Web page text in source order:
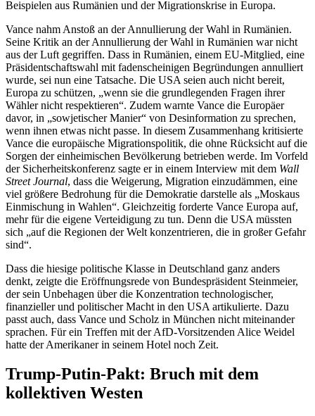
Beispielen aus Rumänien und der Migrationskrise in Europa.
Vance nahm Anstoß an der Annullierung der Wahl in Rumänien.
Seine Kritik an der Annullierung der Wahl in Rumänien war nicht
aus der Luft gegriffen. Dass in Rumänien, einem EU-Mitglied, eine
Präsidentschaftswahl mit fadenscheinigen Begründungen annulliert
wurde, sei nun eine Tatsache. Die USA seien auch nicht bereit,
Europa zu schützen, „wenn sie die grundlegenden Fragen ihrer
Wähler nicht respektieren“. Zudem warnte Vance die Europäer
davor, in „sowjetischer Manier“ von Desinformation zu sprechen,
wenn ihnen etwas nicht passe. In diesem Zusammenhang kritisierte
Vance die europäische Migrationspolitik, die ohne Rücksicht auf die
Sorgen der einheimischen Bevölkerung betrieben werde. Im Vorfeld
der Sicherheitskonferenz sagte er in einem Interview mit dem Wall
Street Journal, dass die Weigerung, Migration einzudämmen, eine
viel größere Bedrohung für die Demokratie darstelle als „Moskaus
Einmischung in Wahlen“. Gleichzeitig forderte Vance Europa auf,
mehr für die eigene Verteidigung zu tun. Denn die USA müssten
sich „auf die Regionen der Welt konzentrieren, die in großer Gefahr
sind“.
Dass die hiesige politische Klasse in Deutschland ganz anders
denkt, zeigte die Eröffnungsrede von Bundespräsident Steinmeier,
der sein Unbehagen über die Konzentration technologischer,
finanzieller und politischer Macht in den USA artikulierte. Dazu
passt auch, dass Vance und Scholz in München nicht miteinander
sprachen. Für ein Treffen mit der AfD-Vorsitzenden Alice Weidel
hatte der Amerikaner in seinem Hotel noch Zeit.
Trump-Putin-Pakt: Bruch mit dem
kollektiven Westen